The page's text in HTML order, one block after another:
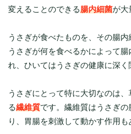
変えることのできる腸内細菌が大
うさぎが食べたものを、その腸内
うさぎが何を食べるかによって
れ、ひいてはうさぎの健康に深く
うさぎにとって特に大切なのは
る繊維質です。繊維質はうさぎ
り、胃腸を刺激して動かす作用も